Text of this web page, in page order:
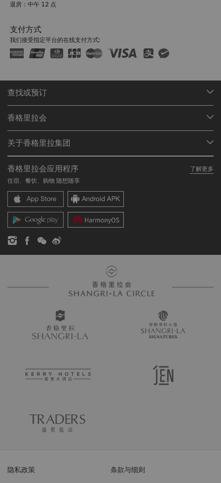
退房：中午 12 点
支付方式
我们接受指定平台的在线支付方式:
查找或预订
查找预订
餐厅与酒吧
香格里拉会
加入香格里拉会
常见问题
联络我们
关于香格里拉集团
我们的酒店品牌
香格里拉中心
香格里拉公寓
联系方式
职业发展
企业社会责任
新闻稿
香格里拉会应用程序
了解更多
住宿、餐饮、购物 随想随享
隐私政策 条款与细则